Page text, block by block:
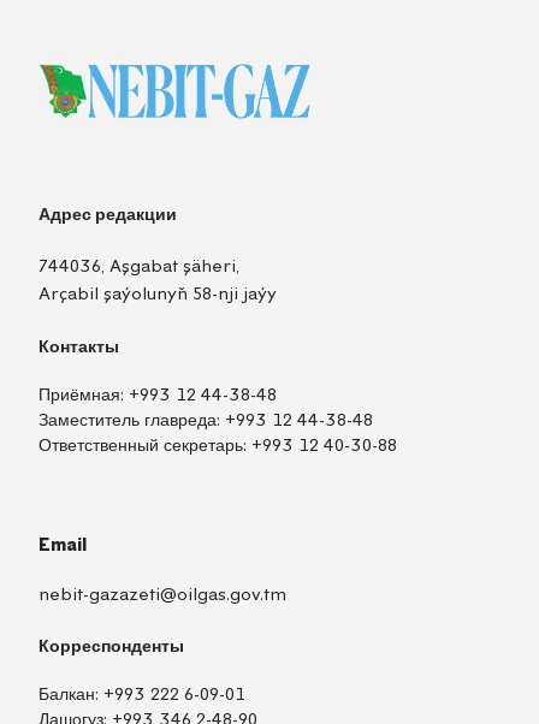
Адрес редакции
744036, Aşgabat şäheri,
Arçabil şaýolunyň 58-nji jaýy
Контакты
Приёмная: +993 12 44-38-48
Заместитель главреда: +993 12 44-38-48
Ответственный секретарь: +993 12 40-30-88
Email
nebit-gazazeti@oilgas.gov.tm
Корреспонденты
Балкан: +993 222 6-09-01
Дашогуз: +993 346 2-48-90